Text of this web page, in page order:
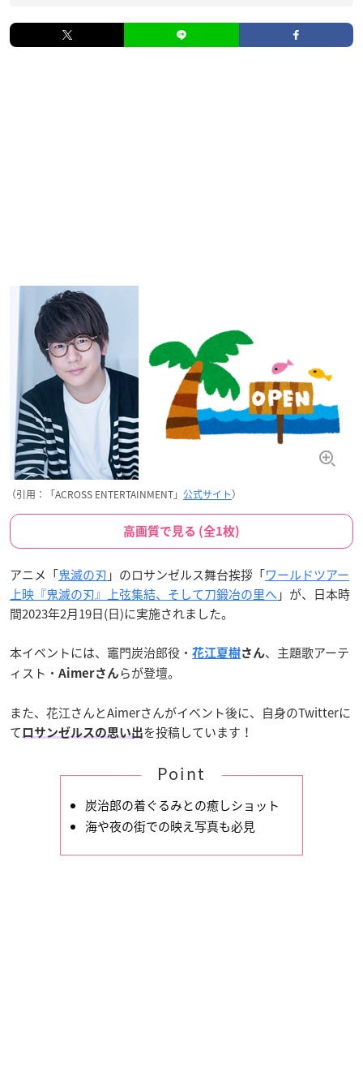
（引用：「ACROSS ENTERTAINMENT」 公式サイト）
高画質で見る (全1枚)
アニメ「鬼滅の刃 」のロサンゼルス舞台挨拶「ワールドツアー
上映『鬼滅の刃』上弦集結、そして刀鍛冶の里へ 」が、日本時
間2023年2月19日(日)に実施されました。
本イベントには、竈門炭治郎役・ 花江夏樹さん、主題歌アーテ
ィスト・ Aimerさんらが登壇。
また、花江さんとAimerさんがイベント後に、自身のTwitterに
て ロサンゼルスの思い出を投稿しています！
Point
炭治郎の着ぐるみとの癒しショット
海や夜の街での映え写真も必見